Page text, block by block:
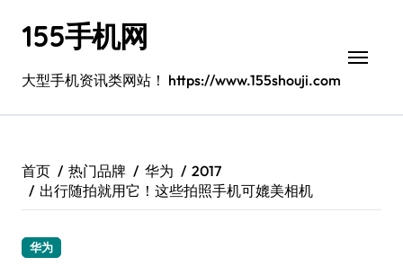
155手机网
大型手机资讯类网站！ https://www.155shouji.com
首页 热门品牌 华为
2017
出行随拍就用它！这些拍照手机可媲美相机
华为